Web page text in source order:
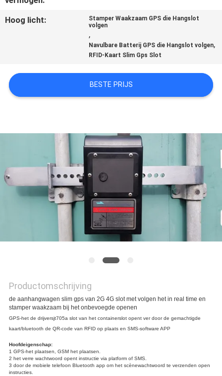
CITAAT
PRIVACY
POLICY
Hoog licht:
Stamper Waakzaam GPS die Hangslot
volgen
,
Navulbare Batterij GPS die Hangslot volgen,
RFID-Kaart Slim Gps Slot
BESTE PRIJS
Productomschrijving
de aanhangwagen slim gps van 2G 4G slot met volgen het in real time en
stamper waakzaam bij het onbevoegde openen
GPS-het de drijversjt705a slot van het containerslot opent ver door de gemachtigde
kaart/bluetooth de QR-code van RFID op plaats en SMS-software APP
Hoofdeigenschap:
1 GPS-het plaatsen, GSM het plaatsen.
2 het verre wachtwoord opent instructie via platform of SMS.
3 door de mobiele telefoon Bluetooth app om het scènewachtwoord te verzenden open
instructies.